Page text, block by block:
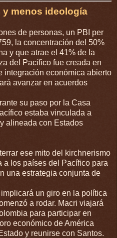
menos ideología
de personas, un PBI per
la concentración del 50%
y que atrae el 41% de la
del Pacífico fue creada en
integración económica abierto
avanzar en acuerdos
su paso por la Casa
estaba vinculada a
alineada con Estados
ese mito del kirchnerismo
a los países del Pacífico para
una estrategia conjunta de
un giro en la política
a rodar. Macri viajará
para participar en
económico de América
y reunirse con Santos.